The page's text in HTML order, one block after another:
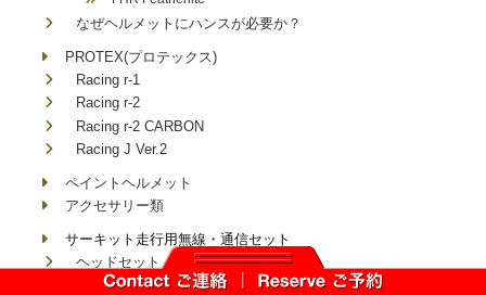
なぜヘルメットにハンスが必要か？
PROTEX(プロテックス)
Racing r-1
Racing r-2
Racing r-2 CARBON
Racing J Ver.2
ペイントヘルメット
アクセサリー類
サーキット走行用無線・通信セット
ヘッドセット・ヘッドフォン
イヤーマフ